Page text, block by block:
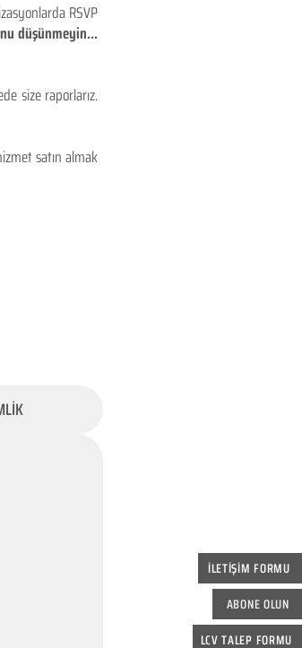
İLETİŞİM FORMU
ABONE OLUN
LCV TALEP FORMU
RSVP
düşünmeyin...
size raporlarız.
satın almak